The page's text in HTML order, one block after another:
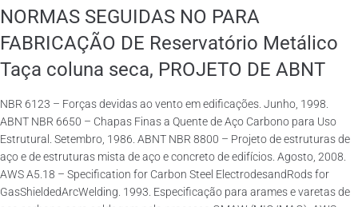
NORMAS SEGUIDAS NO PARA
FABRICAÇÃO DE Reservatório Metálico
Taça coluna seca, PROJETO DE ABNT
NBR 6123 – Forças devidas ao vento em edificações. Junho, 1998.
ABNT NBR 6650 – Chapas Finas a Quente de Aço Carbono para Uso
Estrutural. Setembro, 1986. ABNT NBR 8800 – Projeto de estruturas de
aço e de estruturas mista de aço e concreto de edifícios. Agosto, 2008.
AWS A5.18 – Specification for Carbon Steel ElectrodesandRods for
GasShieldedArcWelding. 1993. Especificação para arames e varetas de